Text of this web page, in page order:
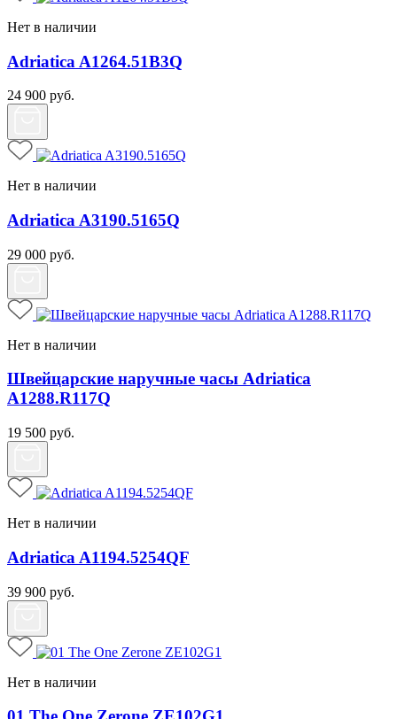
Нет в наличии
Adriatica A1264.51B3Q
24 900 руб.
Нет в наличии
Adriatica A3190.5165Q
29 000 руб.
Нет в наличии
Швейцарские наручные часы Adriatica
A1288.R117Q
19 500 руб.
Нет в наличии
Adriatica A1194.5254QF
39 900 руб.
Нет в наличии